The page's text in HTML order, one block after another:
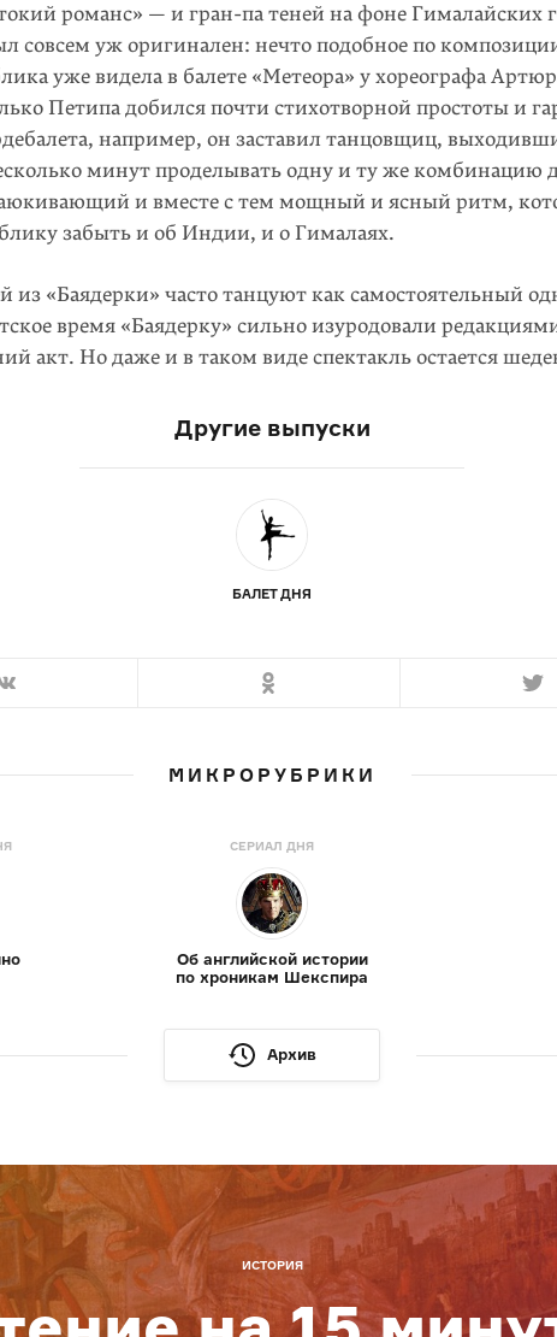
романс» — и гран-па теней на фоне Гималайских
совсем уж оригинален: нечто подобное по
уже видела в балете «Метеора» у хореографа
Петипа добился почти стихотворной простоты и
например, он заставил танцовщиц,
минут проделывать одну и ту же комбинацию
и вместе с тем мощный и ясный ритм,
забыть и об Индии, и о Гималаях.
из «Баядерки» часто танцуют как самостоятельный
время «Баядерку» сильно изуродовали
акт. Но даже и в таком виде спектакль остается
Другие выпуски
БАЛЕТ ДНЯ
МИКРОРУБРИКИ
СЕРИАЛ ДНЯ
Об английской истории
по хроникам Шекспира
Архив
ИСТОРИЯ